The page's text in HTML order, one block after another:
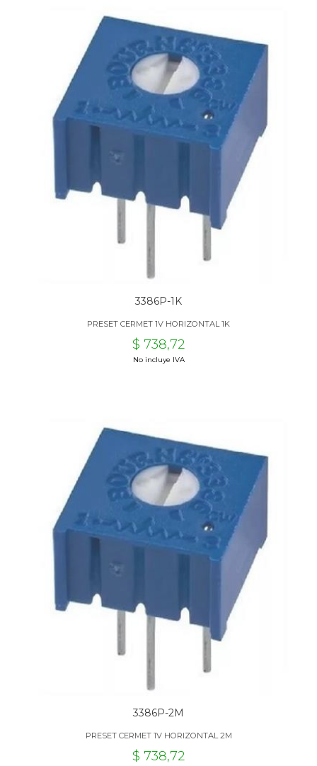
3386P-1K
PRESET CERMET 1V HORIZONTAL 1K
$ 738,72
No incluye IVA
3386P-2M
PRESET CERMET 1V HORIZONTAL 2M
$ 738,72